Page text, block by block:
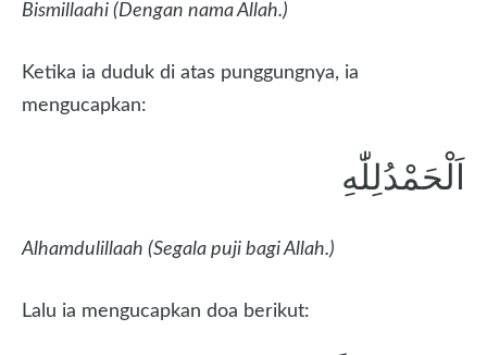
Bismillaahi (Dengan nama Allah.)
Ketika ia duduk di atas punggungnya, ia
mengucapkan:
اَلْحَمْدُلِلّٰهِ
Alhamdulillaah (Segala puji bagi Allah.)
Lalu ia mengucapkan doa berikut: